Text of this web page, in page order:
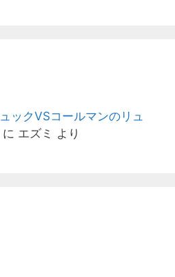
ックVSコールマンのリュ
に エズミ より